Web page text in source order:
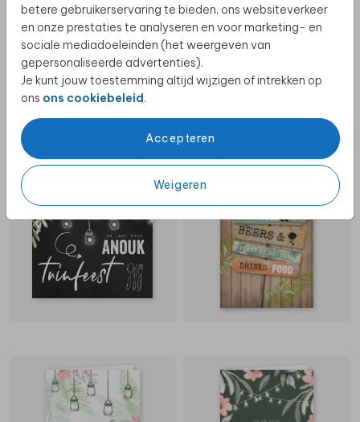
betere gebruikerservaring te bieden, ons websiteverkeer
en onze prestaties te analyseren en voor marketing- en
sociale mediadoeleinden (het weergeven van
gepersonaliseerde advertenties).
Je kunt jouw toestemming altijd wijzigen of intrekken op
ons ons cookiebeleid.
Accepteren
Weigeren